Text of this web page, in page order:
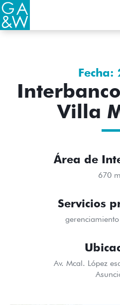
Fecha:
Villa
Área de
670
Servicios
Av. Mcal. López